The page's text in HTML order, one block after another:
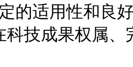
的适用性和良
科技成果权属